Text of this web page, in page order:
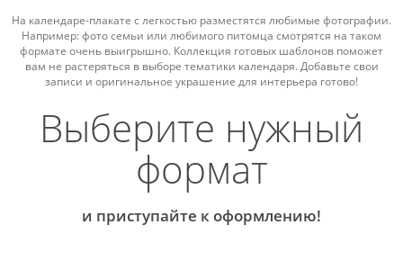
На календаре-плакате с легкостью разместятся любимые фотографии.
Например: фото семьи или любимого питомца смотрятся на таком
формате очень выигрышно. Коллекция готовых шаблонов поможет
вам не растеряться в выборе тематики календаря. Добавьте свои
записи и оригинальное украшение для интерьера готово!
Выберите нужный
формат
и приступайте к оформлению!